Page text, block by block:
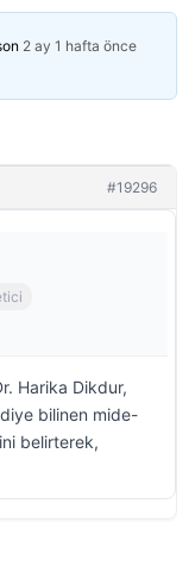
2 ay 1 hafta önce
#19296
Harika Dikdur,
diye bilinen mide-
belirterek,